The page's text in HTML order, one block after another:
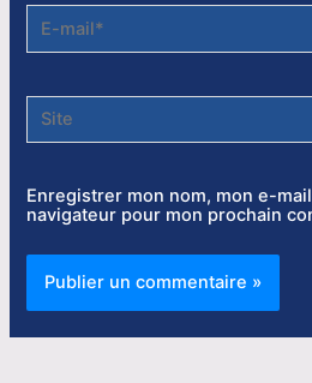
E-
mail*
Site
Enregistrer mon nom, mon e-
navigateur pour mon prochain